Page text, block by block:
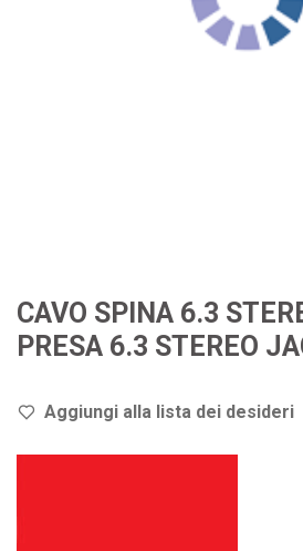
CAVO SPINA 6.3
PRESA 6.3 STEREO
Aggiungi alla lista dei desideri